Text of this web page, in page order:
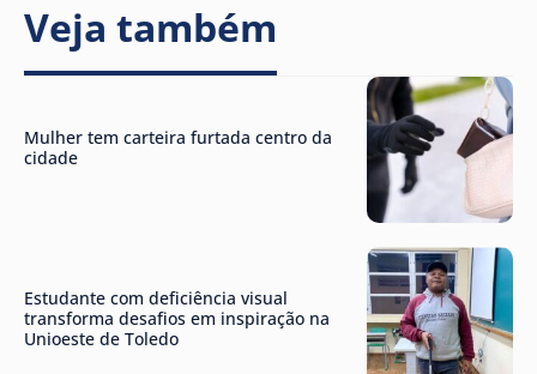
Veja também
Mulher tem carteira furtada centro da
cidade
Estudante com deficiência visual
transforma desafios em inspiração na
Unioeste de Toledo